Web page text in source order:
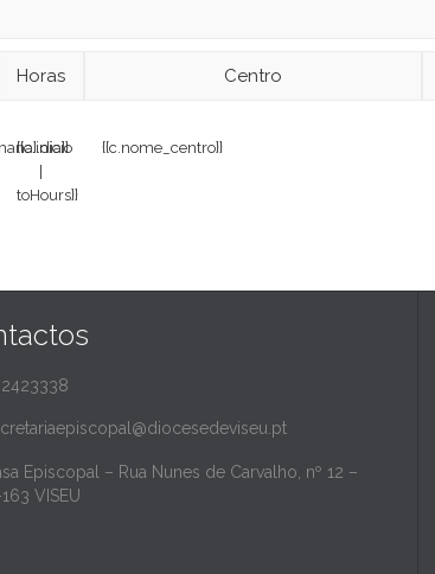
Horas Centro
{{c.inicio
|
toHours}}
{{c.nome_centro}}
Episcopal – Rua Nunes de Carvalho, nº 12 –
VISEU